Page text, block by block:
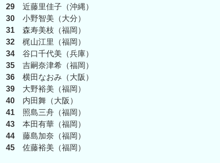
29 近藤里佳子（沖縄）
30 小野智美（大分）
31 森寿美枝（福岡）
32 梶山江里（福岡）
34 谷口千代美（兵庫）
35 吉嗣奈津希（福岡）
36 横田なおみ（大阪）
39 大野裕美（福岡）
40 内田舞（大阪）
41 照島三舟（福岡）
43 本田有華（福岡）
44 藤島加奈（福岡）
45 佐藤裕美（福岡）